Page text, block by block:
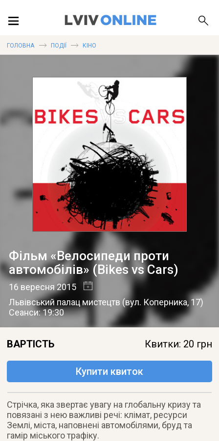
ПУБЛІКАЦІЇ
ГОЛОВНА ПОДІЇ КІНО
Фільм «Велосипеди проти
автомобілів» (Bikes vs Cars)
16 вересня 2015
Львівський палац мистецтв (вул. Коперника, 17)
Сеанси: 19:30
ВАРТІСТЬ Квитки: 20 грн
Купити квиток
Стрічка, яка звертає увагу на глобальну кризу та
повязані з нею важливі речі: клімат, ресурси
Землі, міста, наповнені автомобілями, бруд та
гамір міського трафіку.